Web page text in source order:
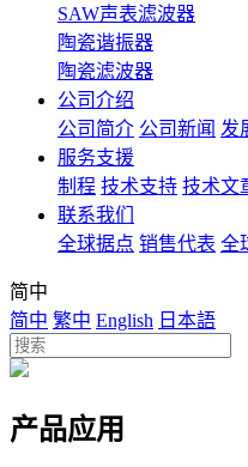
SAW声表滤波器
陶瓷谐振器
陶瓷滤波器
公司介绍
公司简介 公司新闻 发
服务支援
制程 技术支持 技术文
联系我们
全球据点 销售代表 全
简中
简中 繁中 English 日本語
产品应用